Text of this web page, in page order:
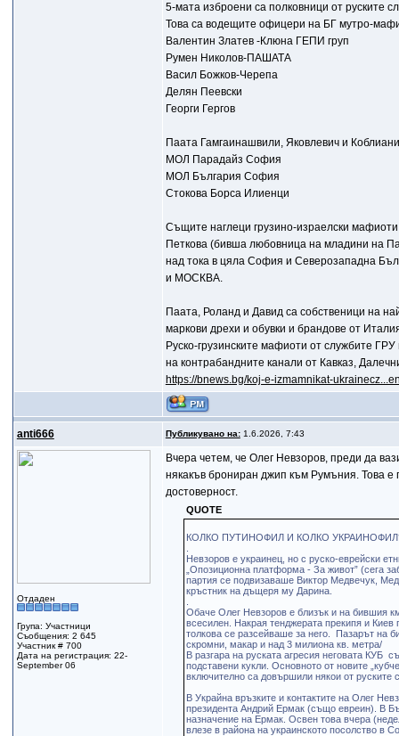
5-мата изброени са полковници от руските
Това са водещите офицери на БГ мутро-
Валентин Златев -Клюна ГЕПИ груп
Румен Николов-ПАШАТА
Васил Божков-Черепа
Делян Пеевски
Георги Гергов
Паата Гамгаинашвили, Яковлевич и
МОЛ Парадайз София
МОЛ България София
Стокова Борса Илиенци
Същите наглеци грузино-израелски
Петкова (бивша любовница на младини на
над тока в цяла София и Северозападна
и МОСКВА.
Паата, Роланд и Давид са собственици на
маркови дрехи и обувки и брандове от
Руско-грузинските мафиоти от службите
на контрабандните канали от Кавказ,
https://bnews.bg/koj-e-izmamnikat-
anti666 Публикувано на:1.6.2026, 7:43
Отдаден
Група: Участници
Съобщения: 2 645
Участник # 700
Дата на регистрация: 22-
September 06
Вчера четем, че Олег Невзоров, преди да
някакъв брониран джип към Румъния. Това е
достоверност.
QUOTE
КОЛКО ПУТИНОФИЛ И КОЛКО
Невзоров е украинец, но с руско-еврейски
„Опозиционна платформа - За живот” (сега
партия се подвизаваше Виктор Медвечук,
кръстник на дъщеря му Дарина.
Обаче Олег Невзоров е близък и на бившия
всесилен. Накрая тенджерата прекипя и
толкова се разсейваше за него. Пазарът на
скромни, макар и над 3 милиона кв. метра/
В разгара на руската агресия неговата КУБ
подставени кукли. Основното от новите
включително са довършили някои от руските
В Украйна връзките и контактите на Олег
президента Андрий Ермак (също евреин). В
назначение на Ермак. Освен това вчера
влезе в района на украинското посолство в